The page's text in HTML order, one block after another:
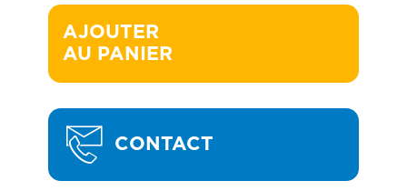
AJOUTER
AU PANIER
CONTACT